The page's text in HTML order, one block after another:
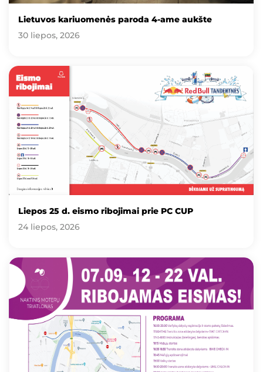
Lietuvos kariuomenės paroda 4-ame aukšte
30 liepos, 2026
Liepos 25 d. eismo ribojimai prie PC CUP
24 liepos, 2026